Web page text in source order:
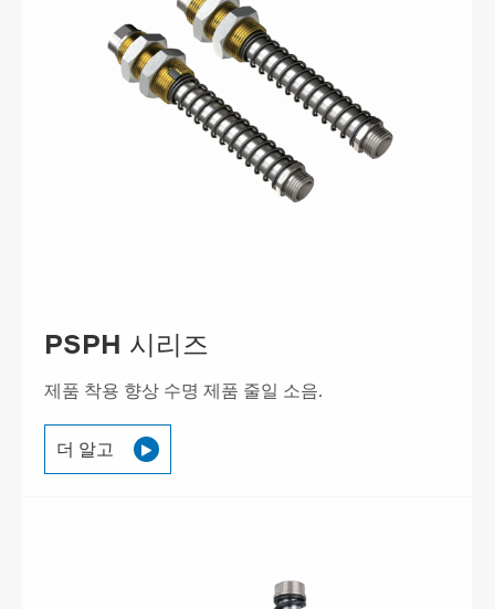
PSPH 시리즈
제품 착용 향상 수명 제품 줄일 소음.
더 알고 